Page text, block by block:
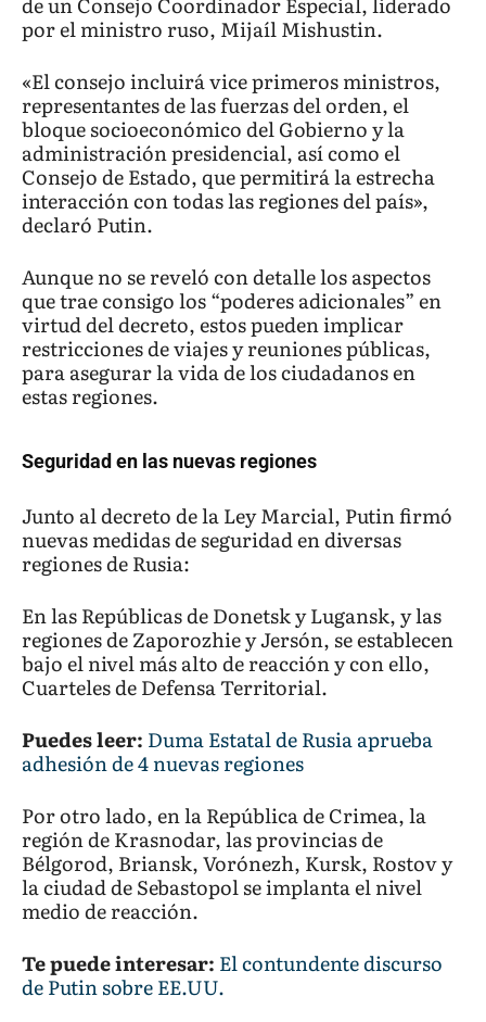
por el ministro ruso, Mijaíl Mishustin.
«El consejo incluirá vice primeros ministros,
representantes de las fuerzas del orden, el
bloque socioeconómico del Gobierno y la
administración presidencial, así como el
Consejo de Estado, que permitirá la estrecha
interacción con todas las regiones del país»,
declaró Putin.
Aunque no se reveló con detalle los aspectos
que trae consigo los “poderes adicionales” en
virtud del decreto, estos pueden implicar
restricciones de viajes y reuniones públicas,
para asegurar la vida de los ciudadanos en
estas regiones.
Seguridad en las nuevas regiones
Junto al decreto de la Ley Marcial, Putin firmó
nuevas medidas de seguridad en diversas
regiones de Rusia:
En las Repúblicas de Donetsk y Lugansk, y las
regiones de Zaporozhie y Jersón, se establecen
bajo el nivel más alto de reacción y con ello,
Cuarteles de Defensa Territorial.
Puedes leer: Duma Estatal de Rusia aprueba
adhesión de 4 nuevas regiones
Por otro lado, en la República de Crimea, la
región de Krasnodar, las provincias de
Bélgorod, Briansk, Vorónezh, Kursk, Rostov y
la ciudad de Sebastopol se implanta el nivel
medio de reacción.
Te puede interesar: El contundente discurso
de Putin sobre EE.UU.